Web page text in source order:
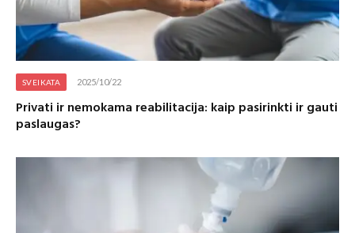
SVEIKATA 2025/10/22
Privati ir nemokama reabilitacija: kaip pasirinkti ir gauti
paslaugas?